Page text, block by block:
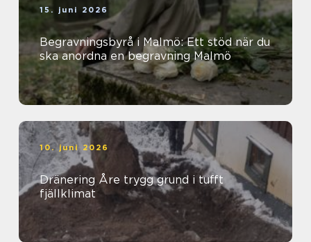
15. juni 2026
Begravningsbyrå i Malmö: Ett stöd när du
ska anordna en begravning Malmö
10. juni 2026
Dränering Åre trygg grund i tufft
fjällklimat